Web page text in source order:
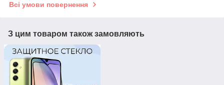
Всі умови повернення
З цим товаром також замовляють